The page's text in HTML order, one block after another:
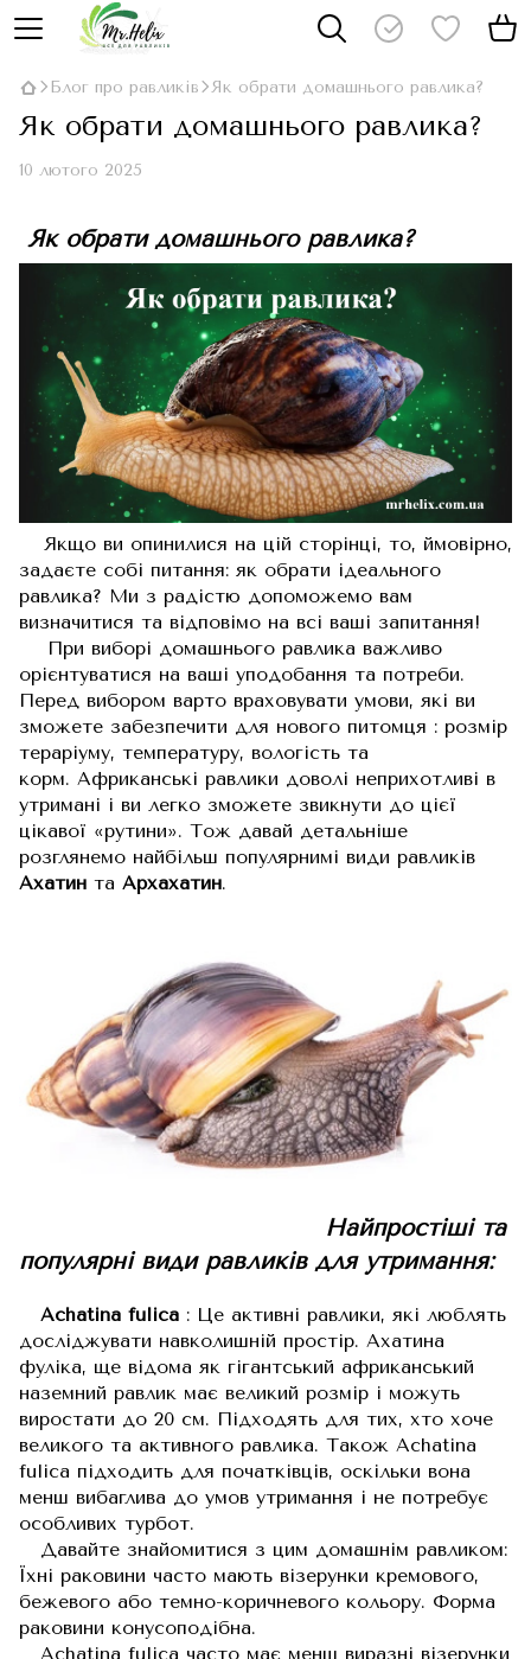
Блог про равликів Як обрати домашнього равлика?
Як обрати домашнього равлика?
10 лютого 2025
Як обрати домашнього равлика?
Якщо ви опинилися на цій сторінці, то, ймовірно,
задаєте собі питання: як обрати ідеального
равлика? Ми з радістю допоможемо вам
визначитися та відповімо на всі ваші запитання!
При виборі домашнього равлика важливо
орієнтуватися на ваші уподобання та потреби.
Перед вибором варто враховувати умови, які ви
зможете забезпечити для нового питомця : розмір
тераріуму, температуру, вологість та
корм. Африканські равлики доволі неприхотливі в
утримані і ви легко зможете звикнути до цієї
цікавої «рутини». Тож давай детальніше
розглянемо найбільш популярнимі види равликів
Ахатин та Архахатин.
Найпростіші та
популярні види равликів для утримання:
Achatina fulica : Це активні равлики, які люблять
досліджувати навколишній простір. Ахатина
фуліка, ще відома як гігантський африканський
наземний равлик має великий розмір і можуть
виростати до 20 см. Підходять для тих, хто хоче
великого та активного равлика. Також Achatina
fulica підходить для початківців, оскільки вона
менш вибаглива до умов утримання і не потребує
особливих турбот.
Давайте знайомитися з цим домашнім равликом:
Їхні раковини часто мають візерунки кремового,
бежевого або темно-коричневого кольору. Форма
раковини конусоподібна.
Achatina fulica часто має менш виразні візерунки